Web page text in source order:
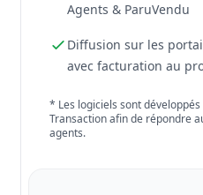
Agents & ParuVendu
Diffusion sur les
avec facturation au
* Les logiciels sont
Transaction afin de répondre
agents.